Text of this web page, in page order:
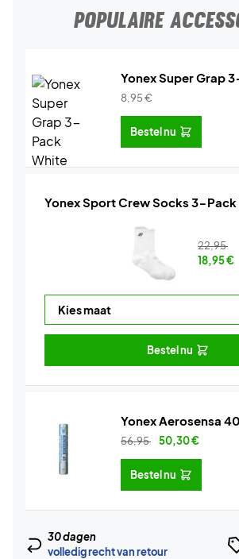
POPULAIRE
Yonex Super Grap
8,95€
Bestel nu
Yonex Sport Crew Socks 3-Pack
22,95
18,95€
Bestel nu
Yonex Aerosensa
56,95 50,30€
Bestel nu
30 dagen
volledig recht van retour